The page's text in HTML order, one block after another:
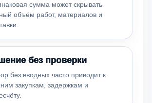
сумма может скрывать
объём работ, материалов и
без проверки
без вводных часто приводит к
закупкам, задержкам и